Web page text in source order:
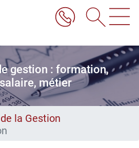
gestion : formation,
salaire, métier
la Gestion